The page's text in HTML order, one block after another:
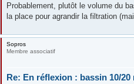
Probablement, plutôt le volume du
la place pour agrandir la filtration
Sopros
Membre associatif
Re: En réflexion : bassin 10/20